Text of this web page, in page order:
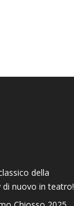
della
nuovo in teatro!